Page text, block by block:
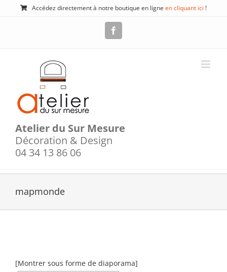
Passer
Accédez directement à notre boutique en ligne en cliquant ici !
Atelier du Sur Mesure
Décoration & Design
04 34 13 86 06
mapmonde
[Montrer sous forme de diaporama]